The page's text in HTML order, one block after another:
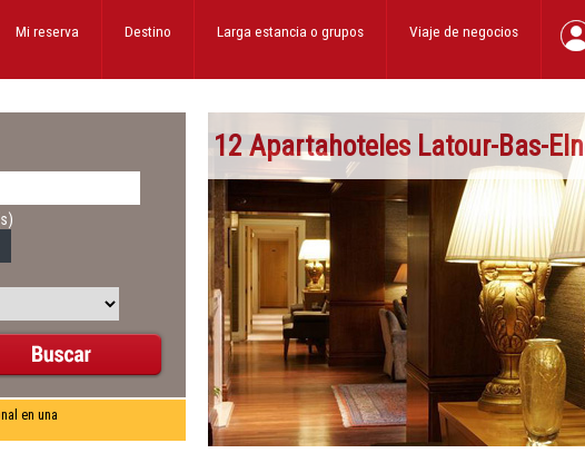
Viaje de negocios
Larga estancia o grupos
Destino
Mi reserva
en una
12 Apartahoteles Latour-Bas-